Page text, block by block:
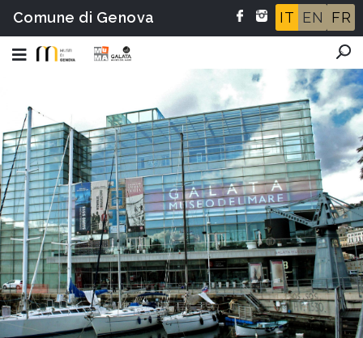
Comune di Genova IT EN FR